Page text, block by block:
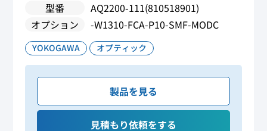
型番
AQ2200-111(810518901)
オプション
-W1310-FCA-P10-SMF-MODC
YOKOGAWA オプティック
製品を見る
見積もり依頼をする